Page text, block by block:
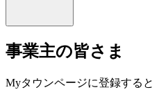
事業主の皆さま
Myタウンページに登録すると